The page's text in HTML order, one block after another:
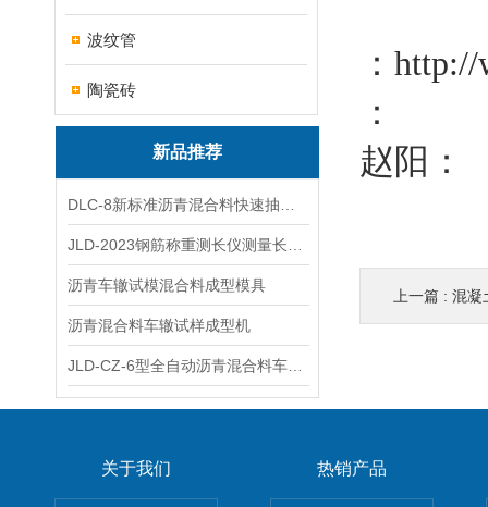
波纹管
陶瓷砖
新品推荐
沥青车辙试模混合料成型模具
沥青混合料车辙试样成型机
： http://
：
赵阳：
上一篇 : 混凝
关于我们 热销产品